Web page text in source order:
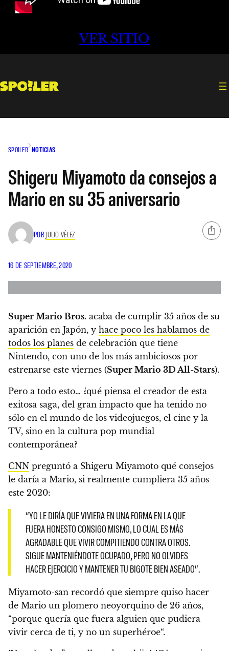
VER SITIO
SPOILER NOTICIAS
Shigeru Miyamoto da consejos a
Mario en su 35 aniversario
POR JULIO VÉLEZ
16 DE SEPTIEMBRE, 2020
Super Mario Bros. acaba de cumplir 35 años de su
aparición en Japón, y hace poco les hablamos de
todos los planes de celebración que tiene
Nintendo, con uno de los más ambiciosos por
estrenarse este viernes (Super Mario 3D All-Stars).
Pero a todo esto… ¿qué piensa el creador de esta
exitosa saga, del gran impacto que ha tenido no
sólo en el mundo de los videojuegos, el cine y la
TV, sino en la cultura pop mundial
contemporánea?
CNN preguntó a Shigeru Miyamoto qué consejos
le daría a Mario, si realmente cumpliera 35 años
este 2020:
“YO LE DIRÍA QUE VIVIERA EN UNA FORMA EN LA QUE
FUERA HONESTO CONSIGO MISMO, LO CUAL ES MÁS
AGRADABLE QUE VIVIR COMPITIENDO CONTRA OTROS.
SIGUE MANTENIÉNDOTE OCUPADO, PERO NO OLVIDES
HACER EJERCICIO YMANTENER TU BIGOTE BIEN ASEADO”.
Miyamoto-san recordó que siempre quiso hacer
de Mario un plomero neoyorquino de 26 años,
“porque quería que fuera alguien que pudiera
vivir cerca de ti, y no un superhéroe“.